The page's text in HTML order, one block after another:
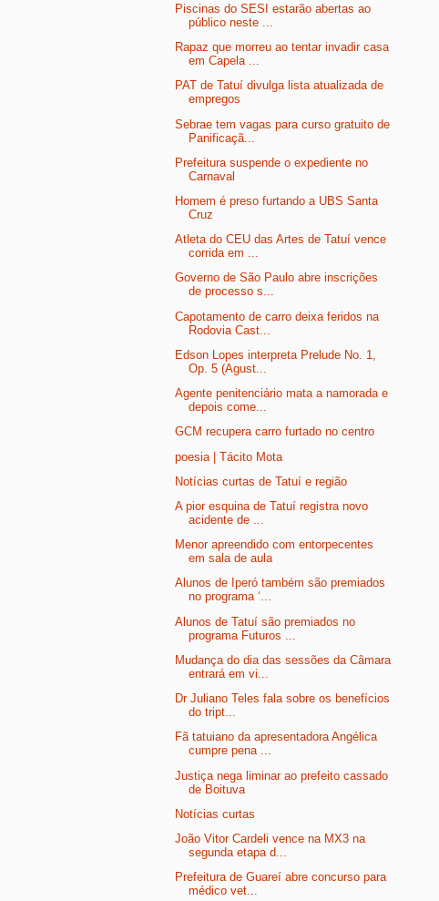
Piscinas do SESI estarão abertas ao
público neste ...
Rapaz que morreu ao tentar invadir casa
em Capela ...
PAT de Tatuí divulga lista atualizada de
empregos
Sebrae tem vagas para curso gratuito de
Panificaçã...
Prefeitura suspende o expediente no
Carnaval
Homem é preso furtando a UBS Santa
Cruz
Atleta do CEU das Artes de Tatuí vence
corrida em ...
Governo de São Paulo abre inscrições
de processo s...
Capotamento de carro deixa feridos na
Rodovia Cast...
Edson Lopes interpreta Prelude No. 1,
Op. 5 (Agust...
Agente penitenciário mata a namorada e
depois come...
GCM recupera carro furtado no centro
poesia | Tácito Mota
Notícias curtas de Tatuí e região
A pior esquina de Tatuí registra novo
acidente de ...
Menor apreendido com entorpecentes
em sala de aula
Alunos de Iperó também são premiados
no programa ‘...
Alunos de Tatuí são premiados no
programa Futuros ...
Mudança do dia das sessões da Câmara
entrará em vi...
Dr Juliano Teles fala sobre os benefícios
do tript...
Fã tatuiano da apresentadora Angélica
cumpre pena ...
Justiça nega liminar ao prefeito cassado
de Boituva
Notícias curtas
João Vitor Cardeli vence na MX3 na
segunda etapa d...
Prefeitura de Guareí abre concurso para
médico vet...